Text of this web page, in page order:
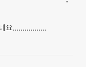
요.................